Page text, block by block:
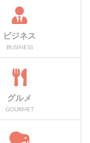
ビジネス
BUSINESS
グルメ
GOURMET